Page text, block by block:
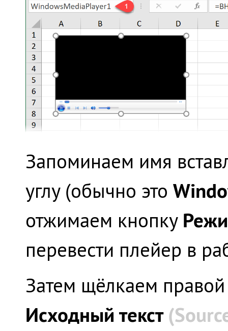
Запоминаем имя
углу (обычно это
отжимаем кнопку
перевести плейер в
Затем щёлкаем
Исходный текст